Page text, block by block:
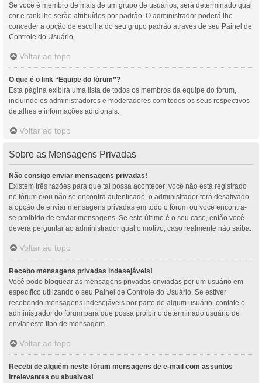
Se você é membro de mais de um grupo de usuários, será determinado qual
cor e rank lhe serão atribuídos por padrão. O administrador poderá lhe
conceder a opção de escolha do seu grupo padrão através de seu Painel de
Controle do Usuário.
Voltar ao topo
O que é o link “Equipe do fórum”?
Esta página exibirá uma lista de todos os membros da equipe do fórum,
incluindo os administradores e moderadores com todos os seus respectivos
detalhes e informações adicionais.
Voltar ao topo
Sobre as Mensagens Privadas
Não consigo enviar mensagens privadas!
Existem três razões para que tal possa acontecer: você não está registrado
no fórum e/ou não se encontra autenticado, o administrador terá desativado
a opção de enviar mensagens privadas em todo o fórum ou você encontra-
se proibido de enviar mensagens. Se este último é o seu caso, então você
deverá perguntar ao administrador qual o motivo, caso realmente não saiba.
Voltar ao topo
Recebo mensagens privadas indesejáveis!
Você pode bloquear as mensagens privadas enviadas por um usuário em
específico utilizando o seu Painel de Controle do Usuário. Se estiver
recebendo mensagens indesejáveis por parte de algum usuário, contate o
administrador do fórum para que possa proibir o determinado usuário de
enviar este tipo de mensagem.
Voltar ao topo
Recebi de alguém neste fórum mensagens de e-mail com assuntos
irrelevantes ou abusivos!